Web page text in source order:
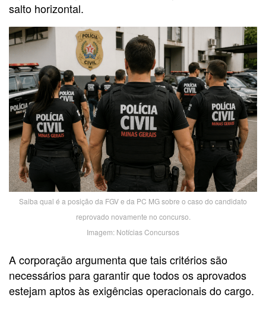
salto horizontal.
Saiba qual é a posição da FGV e da PC MG sobre o caso do candidato
reprovado novamente no concurso.
Imagem: Notícias Concursos
A corporação argumenta que tais critérios são
necessários para garantir que todos os aprovados
estejam aptos às exigências operacionais do cargo.